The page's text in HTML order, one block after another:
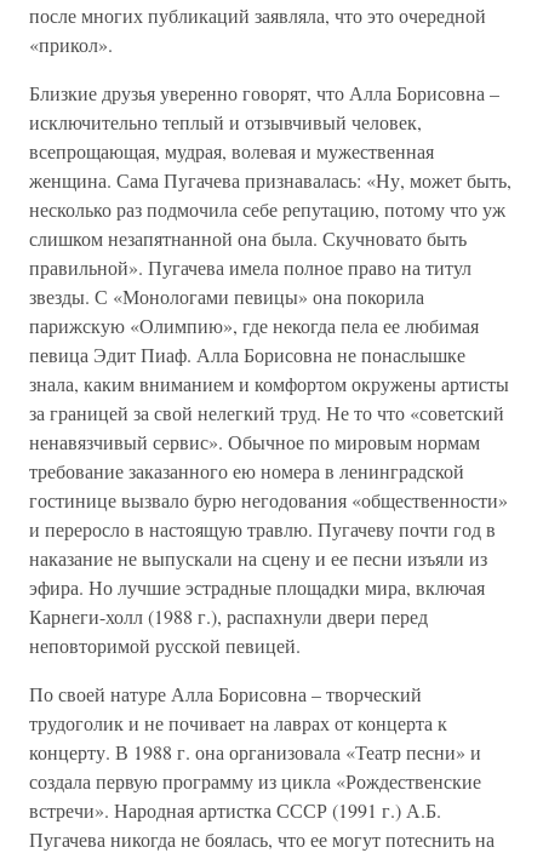
после многих публикаций заявляла, что это очередной
«прикол».
Близкие друзья уверенно говорят, что Алла Борисовна –
исключительно теплый и отзывчивый человек,
всепрощающая, мудрая, волевая и мужественная
женщина. Сама Пугачева признавалась: «Ну, может быть,
несколько раз подмочила себе репутацию, потому что уж
слишком незапятнанной она была. Скучновато быть
правильной». Пугачева имела полное право на титул
звезды. С «Монологами певицы» она покорила
парижскую «Олимпию», где некогда пела ее любимая
певица Эдит Пиаф. Алла Борисовна не понаслышке
знала, каким вниманием и комфортом окружены артисты
за границей за свой нелегкий труд. Не то что «советский
ненавязчивый сервис». Обычное по мировым нормам
требование заказанного ею номера в ленинградской
гостинице вызвало бурю негодования «общественности»
и переросло в настоящую травлю. Пугачеву почти год в
наказание не выпускали на сцену и ее песни изъяли из
эфира. Но лучшие эстрадные площадки мира, включая
Карнеги-холл (1988 г.), распахнули двери перед
неповторимой русской певицей.
По своей натуре Алла Борисовна – творческий
трудоголик и не почивает на лаврах от концерта к
концерту. В 1988 г. она организовала «Театр песни» и
создала первую программу из цикла «Рождественские
встречи». Народная артистка СССР (1991 г.) А.Б.
Пугачева никогда не боялась, что ее могут потеснить на